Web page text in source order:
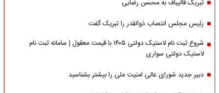
تبریک قالیباف به محسن رضایی
رئیس مجلس انتصاب ذوالقدر را تبریک گفت
شروع ثبت نام لاستیک دولتی ۱۴۰۵ با قیمت معقول | سامانه ثبت نام
لاستیک دولتی سواری
دبیر جدید شورای عالی امنیت ملی را بیشتر بشناسید